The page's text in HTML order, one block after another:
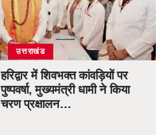
उत्तराखंड
हरिद्वार में शिवभक्त कांवड़ियों पर
पुष्पवर्षा, मुख्यमंत्री धामी ने किया
चरण प्रक्षालन…